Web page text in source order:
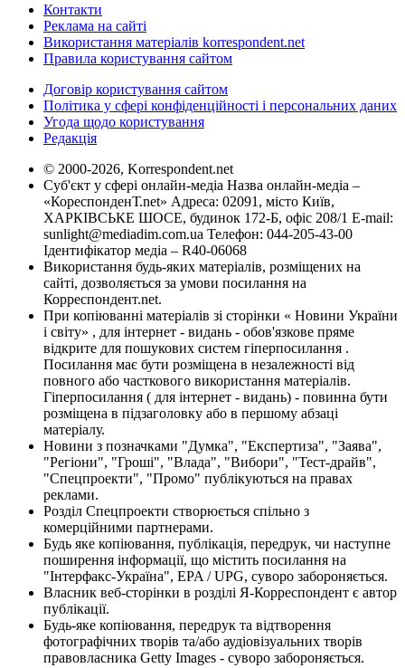
Контакти
Реклама на сайті
Використання матеріалів korrespondent.net
Правила користування сайтом
Договір користування сайтом
Політика у сфері конфіденційності і персональних даних
Угода щодо користування
Редакція
© 2000-2026, Korrespondent.net
Суб'єкт у сфері онлайн-медіа Назва онлайн-медіа –
«КореспонденТ.net» Адреса: 02091, місто Київ,
ХАРКІВСЬКЕ ШОСЕ, будинок 172-Б, офіс 208/1 E-mail:
sunlight@mediadim.com.ua Телефон: 044-205-43-00
Ідентифікатор медіа – R40-06068
Використання будь-яких матеріалів, розміщених на
сайті, дозволяється за умови посилання на
Корреспондент.net.
При копіюванні матеріалів зі сторінки « Новини України
і світу» , для інтернет - видань - обов'язкове пряме
відкрите для пошукових систем гіперпосилання .
Посилання має бути розміщена в незалежності від
повного або часткового використання матеріалів.
Гіперпосилання ( для інтернет - видань) - повинна бути
розміщена в підзаголовку або в першому абзаці
матеріалу.
Новини з позначками "Думка", "Експертиза", "Заява",
"Регіони", "Гроші", "Влада", "Вибори", "Тест-драйв",
"Спецпроекти", "Промо" публікуються на правах
реклами.
Розділ Спецпроекти створюється спільно з
комерційними партнерами.
Будь яке копіювання, публікація, передрук, чи наступне
поширення інформації, що містить посилання на
"Інтерфакс-Україна", EPA / UPG, суворо забороняється.
Власник веб-сторінки в розділі Я-Корреспондент є автор
публікації.
Будь-яке копіювання, передрук та відтворення
фотографічних творів та/або аудіовізуальних творів
правовласника Getty Images - суворо забороняється.